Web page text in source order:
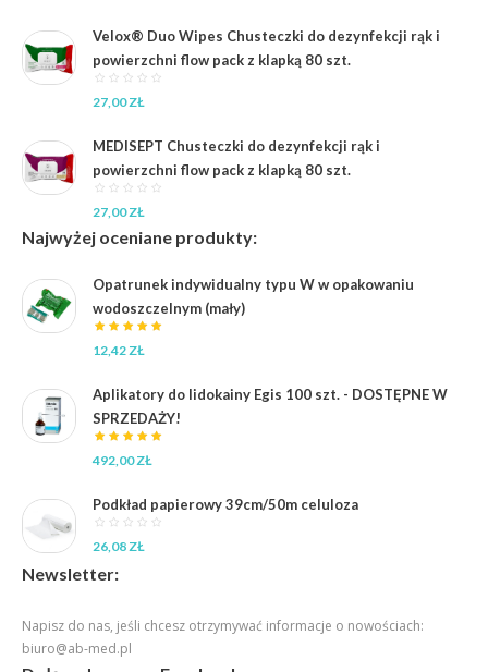
Velox® Duo Wipes Chusteczki do dezynfekcji rąk i
powierzchni flow pack z klapką 80 szt.
27,00ZŁ
MEDISEPT Chusteczki do dezynfekcji rąk i
powierzchni flow pack z klapką 80 szt.
27,00ZŁ
Najwyżej oceniane produkty:
Opatrunek indywidualny typu W w opakowaniu
wodoszczelnym (mały)
12,42ZŁ
Aplikatory do lidokainy Egis 100 szt. - DOSTĘPNE W
SPRZEDAŻY!
492,00ZŁ
Podkład papierowy 39cm/50m celuloza
26,08ZŁ
Newsletter:
Napisz do nas, jeśli chcesz otrzymywać informacje o nowościach:
biuro@ab-med.pl